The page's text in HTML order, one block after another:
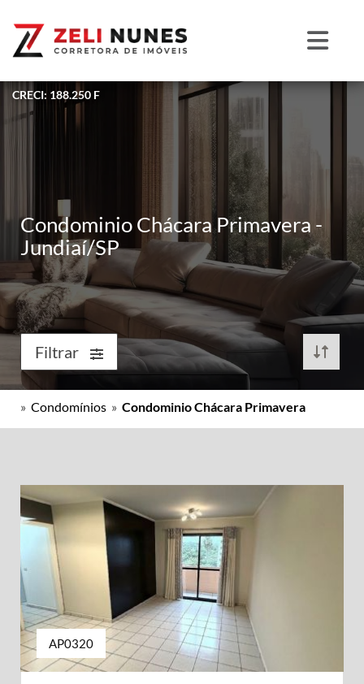
CRECI: 188.250 F
Condominio Chácara Primavera -
Jundiaí/SP
Filtrar
» Condomínios » Condominio Chácara Primavera
AP0320